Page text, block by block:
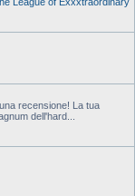
recensione! La tua
dell'hard...